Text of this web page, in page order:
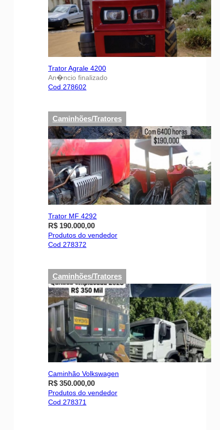
Trator Agrale 4200
An�ncio finalizado
Cod 278602
Caminhões/Tratores
Trator MF 4292
R$ 190.000,00
Produtos do vendedor
Cod 278372
Caminhões/Tratores
Caminhão Volkswagen
R$ 350.000,00
Produtos do vendedor
Cod 278371